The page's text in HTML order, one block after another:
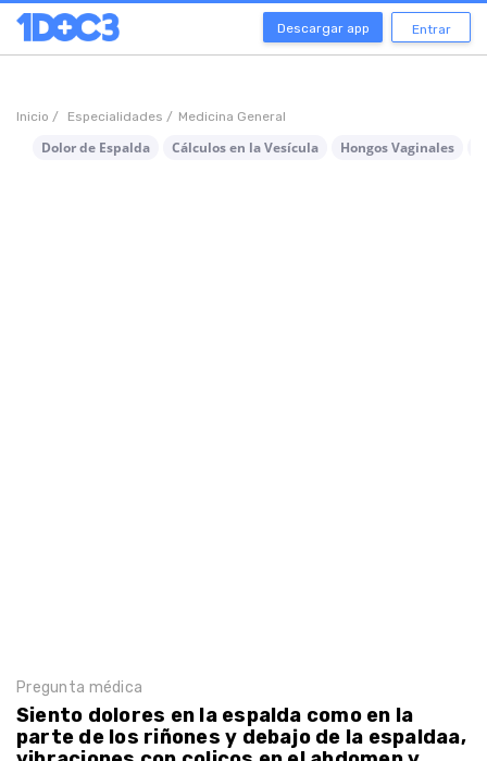
Descargar app Entrar
Inicio / Especialidades / Medicina General
Dolor de Espalda Cálculos en la Vesícula Hongos Vaginales
Pregunta médica
Siento dolores en la espalda como en la
parte de los riñones y debajo de la espaldaa,